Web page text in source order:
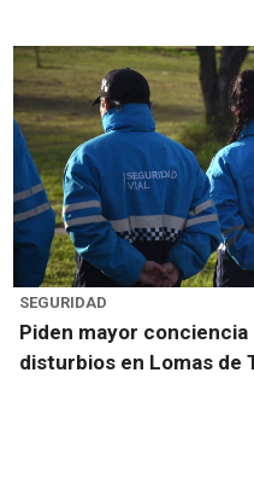
SEGURIDAD
Piden mayor
disturbios en Lomas de